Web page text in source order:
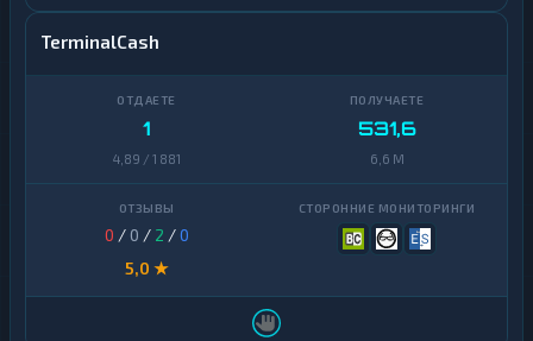
TerminalCash
1
4,89 / 1 881
531,6
6,6 M
0 / 0 / 2 /0
5,0 ★